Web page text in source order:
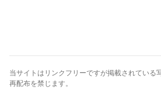
当サイトはリンクフリーですが掲載されている
再配布を禁じます。